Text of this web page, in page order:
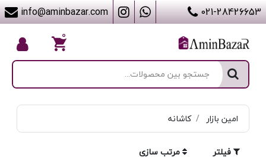
info@aminbazar.com 021-28426653
۰
امین بازار کاشانه
فیلتر مرتب سازی